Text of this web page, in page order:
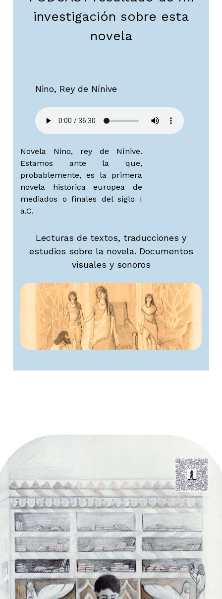
investigación sobre esta
novela
Nino, Rey de Nínive
Novela Nino, rey de Nínive.
Estamos ante la que,
probablemente, es la primera
novela histórica europea de
mediados o finales del siglo I
a.C.
Lecturas de textos, traducciones y
estudios sobre la novela. Documentos
visuales y sonoros